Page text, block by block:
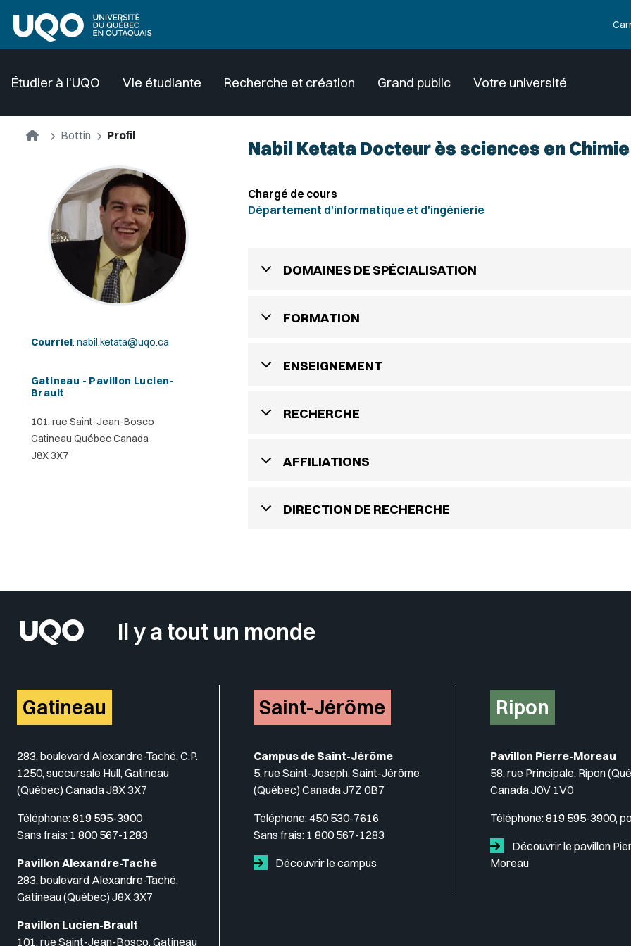
Étudier à l'UQO Vie étudiante Recherche et création Grand public Votre université
AccueilBottin Profil
Courriel: nabil.ketata@uqo.ca
Gatineau - Pavillon Lucien-
Brault
101, rue Saint-Jean-Bosco
Gatineau Québec Canada
J8X 3X7
Nabil Ketata Docteur ès sciences en Chimie
Chargé de cours
Département d'informatique et d'ingénierie
DOMAINES DE SPÉCIALISATION
FORMATION
ENSEIGNEMENT
RECHERCHE
AFFILIATIONS
DIRECTION DE RECHERCHE
Il y a tout un monde
Gatineau
283, boulevard Alexandre-Taché, C.P.
1250, succursale Hull, Gatineau
(Québec) Canada J8X 3X7
Téléphone:819 595-3900
Sans frais: 1 800 567-1283
Pavillon Alexandre-Taché
283, boulevard Alexandre-Taché,
Gatineau (Québec) J8X 3X7
Pavillon Lucien-Brault
101, rue Saint-Jean-Bosco, Gatineau
Saint-Jérôme
Campus de Saint-Jérôme
5, rue Saint-Joseph, Saint-Jérôme
(Québec) Canada J7Z 0B7
Téléphone:450 530-7616
Sans frais: 1 800 567-1283
Découvrir le campus
Ripon
Pavillon Pierre-Moreau
58, rue Principale, Ripon
Canada J0V 1V0
Téléphone:819 595-3900,
Découvrir le pavillon
Moreau